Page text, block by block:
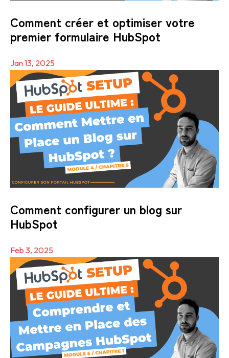
Comment créer et optimiser votre
premier formulaire HubSpot
Jan 13, 2025
Comment configurer un blog sur
HubSpot
Feb 3, 2025